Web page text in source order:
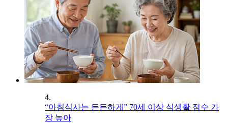
4.
“아침식사는 든든하게” 70세 이상 식생활 점수 가
장 높아